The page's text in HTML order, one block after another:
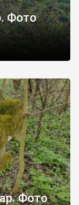
Фото
Фото